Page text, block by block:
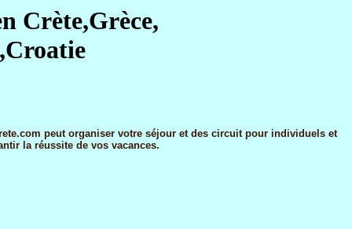
Crète,Grèce,
peut organiser votre séjouret des circuitpour individuels et
la réussite de vos vacances.